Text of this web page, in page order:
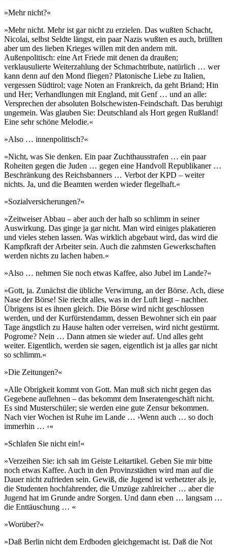
»Mehr nicht?«
»Mehr nicht. Mehr ist gar nicht zu erzielen. Das wußten Schacht,
Nicolai, selbst Seldte längst, ein paar Nazis wußten es auch, brüllten
aber um des lieben Krieges willen mit den andern mit.
Außenpolitisch: eine Art Friede mit denen da draußen;
verklausulierte Weiterzahlung der Schmachtribute, natürlich … wer
kann denn auf den Mond fliegen? Platonische Liebe zu Italien,
vergessen Südtirol; vage Noten an Frankreich, da geht Briand; Hin
und Her; Verhandlungen mit England, mit Genf … und an alle:
Versprechen der absoluten Bolschewisten-Feindschaft. Das beruhigt
ungemein. Was glauben Sie: Deutschland als Hort gegen Rußland!
Eine sehr schöne Melodie.«
»Also … innenpolitisch?«
»Nicht, was Sie denken. Ein paar Zuchthausstrafen … ein paar
Roheiten gegen die Juden … gegen eine Handvoll Republikaner …
Beschränkung des Reichsbanners … Verbot der KPD – weiter
nichts. Ja, und die Beamten werden wieder flegelhaft.«
»Sozialversicherungen?«
»Zeitweiser Abbau – aber auch der halb so schlimm in seiner
Auswirkung. Das ginge ja gar nicht. Man wird einiges plakatieren
und vieles stehen lassen. Was wirklich abgebaut wird, das wird die
Kampfkraft der Arbeiter sein. Auch die zahmsten Gewerkschaften
werden nichts zu lachen haben.«
»Also … nehmen Sie noch etwas Kaffee, also Jubel im Lande?«
»Gott, ja. Zunächst die übliche Verwirrung, an der Börse. Ach, diese
Nase der Börse! Sie riecht alles, was in der Luft liegt – nachher.
Übrigens ist es ihnen gleich. Die Börse wird nicht geschlossen
werden, und der Kurfürstendamm, dessen Bewohner sich ein paar
Tage ängstlich zu Hause halten oder verreisen, wird nicht gestürmt.
Pogrome? Nein … Dann atmen sie wieder auf. Und alles geht
weiter. Eigentlich, werden sie sagen, eigentlich ist ja alles gar nicht
so schlimm.«
»Die Zeitungen?«
»Alle Obrigkeit kommt von Gott. Man muß sich nicht gegen das
Gegebene auflehnen – das bekommt dem Inseratengeschäft nicht.
Es sind Musterschüler; sie werden eine gute Zensur bekommen.
Nach vier Wochen ist Ruhe im Lande … ›Wenn auch … so doch
immerhin … ‹«
»Schlafen Sie nicht ein!«
»Verzeihen Sie: ich sah im Geiste Leitartikel. Geben Sie mir bitte
noch etwas Kaffee. Auch in den Provinzstädten wird man auf die
Dauer nicht zufrieden sein. Gewiß, die Jugend ist verhetzter als je,
die Studenten hochfahrender, die Umzüge zahlreicher … aber die
Jugend hat im Grunde andre Sorgen. Und dann eben … langsam …
die Enttäuschung … «
»Worüber?«
»Daß Berlin nicht dem Erdboden gleichgemacht ist. Daß die Not